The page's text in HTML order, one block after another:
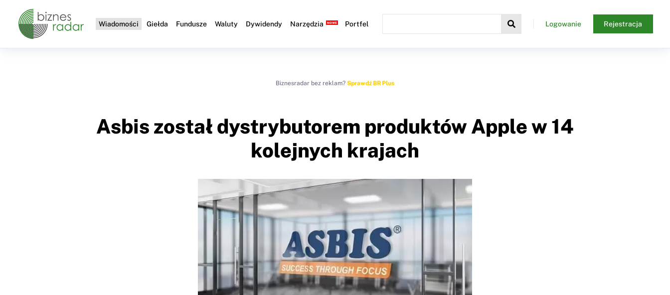
Wiadomości Giełda Fundusze Waluty Dywidendy Narzędzia Portfel Logowanie Rejestracja
Biznesradar bez reklam? Sprawdź BR Plus
Asbis został dystrybutorem produktów Apple w 14
kolejnych krajach